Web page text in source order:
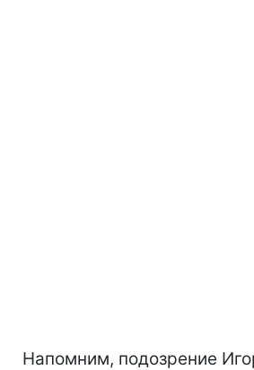
Напомним, подозрение